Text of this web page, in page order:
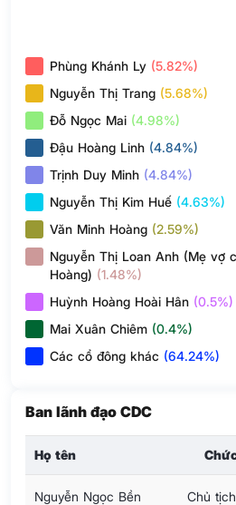
Phùng Khánh Ly (5.82%)
Nguyễn Thị Trang (5.68%)
Đỗ Ngọc Mai (4.98%)
Đậu Hoàng Linh (4.84%)
Trịnh Duy Minh (4.84%)
Nguyễn Thị Kim Huế (4.63%)
Văn Minh Hoàng (2.59%)
Nguyễn Thị Loan Anh (Mẹ vợ
Hoàng) (1.48%)
Huỳnh Hoàng Hoài Hân (0.5%)
Mai Xuân Chiêm (0.4%)
Các cổ đông khác (64.24%)
Ban lãnh đạo CDC
Họ tên
Nguyễn Ngọc Bền Chủ